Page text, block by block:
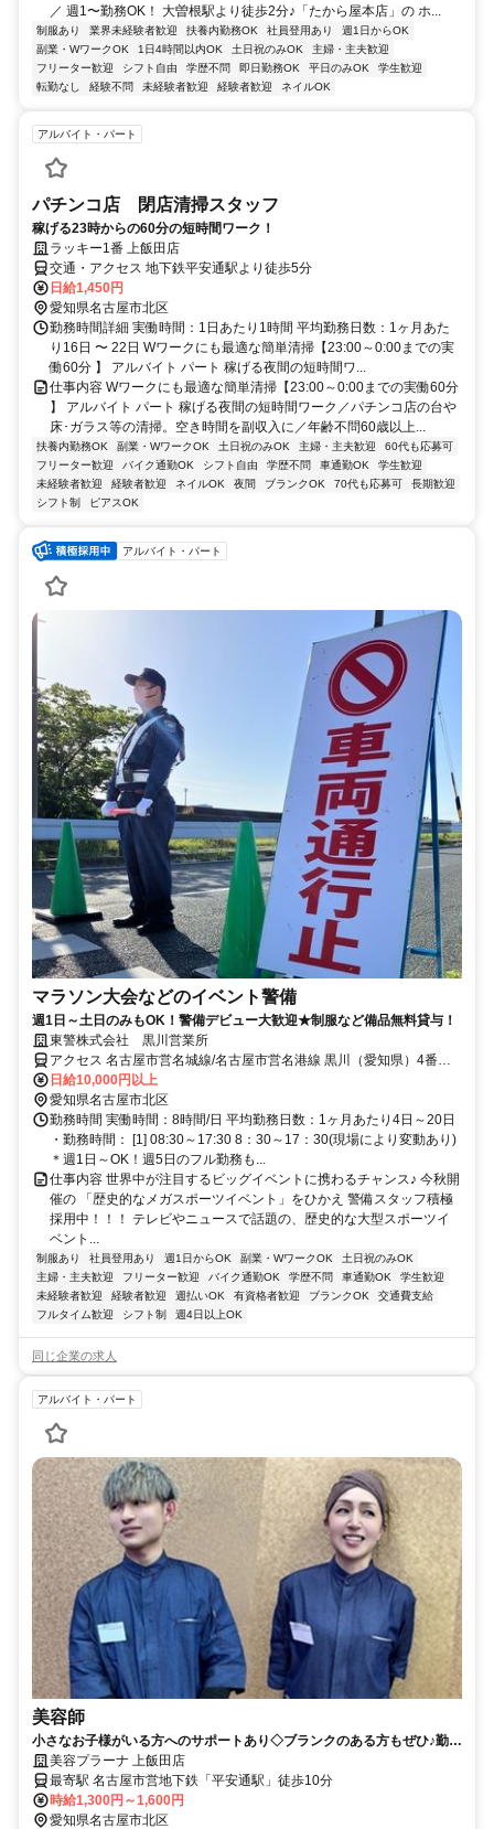
／ 週1〜勤務OK！ 大曽根駅より徒歩2分♪「たから屋本店」の ホ...
制服あり 業界未経験者歓迎 扶養内勤務OK 社員登用あり
週1日からOK
副業・WワークOK
1日4時間以内OK 土日祝のみOK
主婦・主夫歓迎
フリーター歓迎
シフト自由 学歴不問 即日勤務OK 平日のみOK
学生歓迎
転勤なし
経験不問 未経験者歓迎 経験者歓迎 ネイルOK
アルバイト・パート
パチンコ店 閉店清掃スタッフ
稼げる23時からの60分の短時間ワーク！
ラッキー1番 上飯田店
交通・アクセス 地下鉄平安通駅より徒歩5分
日給1,450円
愛知県名古屋市北区
勤務時間詳細 実働時間：1日あたり1時間 平均勤務日数：1ヶ月あた
り16日 〜 22日 Wワークにも最適な簡単清掃【23:00～0:00までの実
働60分 】 アルバイト パート 稼げる夜間の短時間ワ...
仕事内容 Wワークにも最適な簡単清掃【23:00～0:00までの実働60分
】 アルバイト パート 稼げる夜間の短時間ワーク／パチンコ店の台や
床･ガラス等の清掃。空き時間を副収入に／年齢不問60歳以上...
扶養内勤務OK 副業・WワークOK 土日祝のみOK 主婦・主夫歓迎
60代も応募可
フリーター歓迎
バイク通勤OK シフト自由 学歴不問 車通勤OK
学生歓迎
未経験者歓迎
経験者歓迎 ネイルOK 夜間 ブランクOK 70代も応募可
長期歓迎
シフト制
ピアスOK
アルバイト・パート
マラソン大会などのイベント警備
週1日～土日のみもOK！警備デビュー大歓迎★制服など備品無料貸与！
東警株式会社 黒川営業所
アクセス 名古屋市営名城線/名古屋市営名港線 黒川（愛知県）4番口
徒歩約8分
日給10,000円以上
愛知県名古屋市北区
勤務時間 実働時間：8時間/日 平均勤務日数：1ヶ月あたり4日～20日
・勤務時間： [1] 08:30～17:30 8：30～17：30(現場により変動あり)
＊週1日～OK！週5日のフル勤務も...
仕事内容 世界中が注目するビッグイベントに携わるチャンス♪ 今秋開
催の 「歴史的なメガスポーツイベント」をひかえ 警備スタッフ積極
採用中！！！ テレビやニュースで話題の、歴史的な大型スポーツイ
ベント...
制服あり 社員登用あり 週1日からOK 副業・WワークOK
土日祝のみOK
主婦・主夫歓迎
フリーター歓迎 バイク通勤OK 学歴不問 車通勤OK
学生歓迎
未経験者歓迎
経験者歓迎 週払いOK 有資格者歓迎 ブランクOK
交通費支給
フルタイム歓迎
シフト制 週4日以上OK
同じ企業の求人
アルバイト・パート
美容師
小さなお子様がいる方へのサポートあり◇ブランクのある方もぜひ♪勤務
日数・時間応相談◎【名古屋市北区、平安通駅、美容院、美容師、パー
ト】
美容プラーナ 上飯田店
最寄駅 名古屋市営地下鉄「平安通駅」徒歩10分
時給1,300円～1,600円
愛知県名古屋市北区